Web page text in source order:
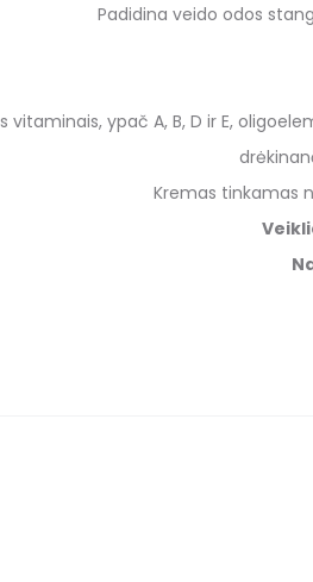
Padidina veido odos
vitaminais, ypač A, B, D ir E,
Kremas tinkamas